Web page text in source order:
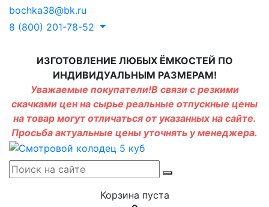
bochka38@bk.ru
8 (800) 201-78-52
ИЗГОТОВЛЕНИЕ ЛЮБЫХ ЁМКОСТЕЙ ПО
ИНДИВИДУАЛЬНЫМ РАЗМЕРАМ!
Уважаемые покупатели!В связи с резкими
скачками цен на сырье реальные отпускные цены
на товар могут отличаться от указанных на сайте.
Просьба актуальные цены уточнять у менеджера.
Корзина пуста